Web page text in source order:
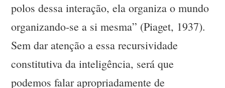
polos dessa interação, ela organiza o mundo
organizando-se a si mesma” (Piaget, 1937).
Sem dar atenção a essa recursividade
constitutiva da inteligência, será que
podemos falar apropriadamente de